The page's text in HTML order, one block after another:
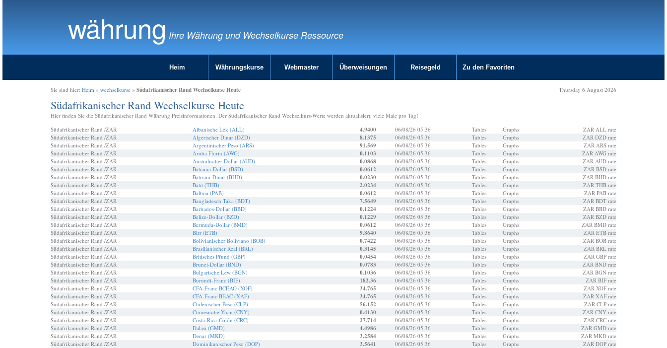
währung Ihre Währung und Wechselkurse Ressource
Heim Währungskurse Webmaster Überweisungen Reisegeld Zu den Favoriten
Sie sind hier: Heim » wechselkurse » Südafrikanischer Rand Wechselkurse Heute Thursday 6 August 2026
Südafrikanischer Rand Wechselkurse Heute
Hier finden Sie die Südafrikanischer Rand Währung Preisinformationen. Der Südafrikanischer Rand Wechselkurs-Werte werden aktualisiert, viele Male pro Tag!
Südafrikanischer Rand /ZAR
Albanische Lek (ALL) 4.9400 06/08/26 05:36 Tables Graphs
ZAR ALL rate
Südafrikanischer Rand /ZAR
Algerischer Dinar (DZD) 8.1375 06/08/26 05:36 Tables Graphs
ZAR DZD rate
Südafrikanischer Rand /ZAR
Argentinischer Peso (ARS) 91.569 06/08/26 05:36 Tables Graphs
ZAR ARS rate
Südafrikanischer Rand /ZAR
Aruba Florin (AWG) 0.1103 06/08/26 05:36 Tables Graphs
ZAR AWG rate
Südafrikanischer Rand /ZAR
Australischer Dollar (AUD) 0.0868 06/08/26 05:36 Tables Graphs
ZAR AUD rate
Südafrikanischer Rand /ZAR
Bahama-Dollar (BSD) 0.0612 06/08/26 05:36 Tables Graphs
ZAR BSD rate
Südafrikanischer Rand /ZAR
Bahrain-Dinar (BHD) 0.0230 06/08/26 05:36 Tables Graphs
ZAR BHD rate
Südafrikanischer Rand /ZAR
Baht (THB) 2.0234 06/08/26 05:36 Tables Graphs
ZAR THB rate
Südafrikanischer Rand /ZAR
Balboa (PAB) 0.0612 06/08/26 05:36 Tables Graphs
ZAR PAB rate
Südafrikanischer Rand /ZAR
Bangladesch Taka (BDT) 7.5649 06/08/26 05:36 Tables Graphs
ZAR BDT rate
Südafrikanischer Rand /ZAR
Barbados-Dollar (BBD) 0.1224 06/08/26 05:36 Tables Graphs
ZAR BBD rate
Südafrikanischer Rand /ZAR
Belize-Dollar (BZD) 0.1229 06/08/26 05:36 Tables Graphs
ZAR BZD rate
Südafrikanischer Rand /ZAR
Bermuda-Dollar (BMD) 0.0612 06/08/26 05:36 Tables Graphs
ZAR BMD rate
Südafrikanischer Rand /ZAR
Birr (ETB) 9.8640 06/08/26 05:36 Tables Graphs
ZAR ETB rate
Südafrikanischer Rand /ZAR
Bolivianischer Boliviano (BOB) 0.7422 06/08/26 05:36 Tables Graphs
ZAR BOB rate
Südafrikanischer Rand /ZAR
Brasilianischer Real (BRL) 0.3145 06/08/26 05:36 Tables Graphs
ZAR BRL rate
Südafrikanischer Rand /ZAR
Britisches Pfund (GBP) 0.0454 06/08/26 05:36 Tables Graphs
ZAR GBP rate
Südafrikanischer Rand /ZAR
Brunei-Dollar (BND) 0.0783 06/08/26 05:36 Tables Graphs
ZAR BND rate
Südafrikanischer Rand /ZAR
Bulgarische Lew (BGN) 0.1036 06/08/26 05:36 Tables Graphs
ZAR BGN rate
Südafrikanischer Rand /ZAR
Burundi-Franc (BIF) 182.36 06/08/26 05:36 Tables Graphs
ZAR BIF rate
Südafrikanischer Rand /ZAR
CFA-Franc BCEAO (XOF) 34.765 06/08/26 05:36 Tables Graphs
ZAR XOF rate
Südafrikanischer Rand /ZAR
CFA-Franc BEAC (XAF) 34.765 06/08/26 05:36 Tables Graphs
ZAR XAF rate
Südafrikanischer Rand /ZAR
Chilenischer Peso (CLP) 56.152 06/08/26 05:36 Tables Graphs
ZAR CLP rate
Südafrikanischer Rand /ZAR
Chinesische Yuan (CNY) 0.4130 06/08/26 05:36 Tables Graphs
ZAR CNY rate
Südafrikanischer Rand /ZAR
Costa-Rica-Colón (CRC) 27.714 06/08/26 05:36 Tables Graphs
ZAR CRC rate
Südafrikanischer Rand /ZAR
Dalasi (GMD) 4.4986 06/08/26 05:36 Tables Graphs
ZAR GMD rate
Südafrikanischer Rand /ZAR
Denar (MKD) 3.2584 06/08/26 05:36 Tables Graphs
ZAR MKD rate
Südafrikanischer Rand /ZAR
Dominikanischer Peso (DOP) 3.5641 06/08/26 05:36 Tables Graphs
ZAR DOP rate